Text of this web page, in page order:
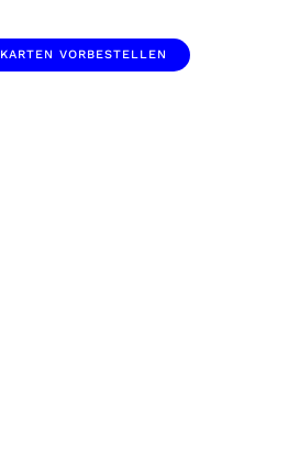
KARTEN VORBESTELLEN